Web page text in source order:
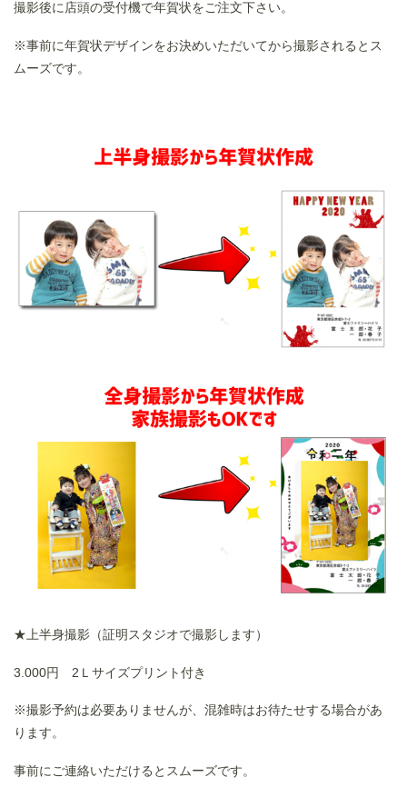
撮影後に店頭の受付機で年賀状をご注文下さい。
※事前に年賀状デザインをお決めいただいてから撮影されるとス
ムーズです。
★上半身撮影（証明スタジオで撮影します）
3.000円 2Ｌサイズプリント付き
※撮影予約は必要ありませんが、混雑時はお待たせする場合があ
ります。
事前にご連絡いただけるとスムーズです。